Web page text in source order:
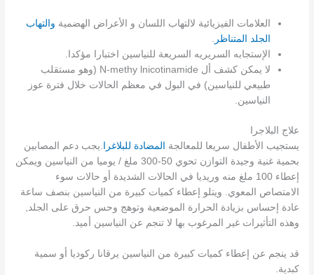
العلامات الفيزيائية لالتهاب اللسان و الأعراض الهضمية والتهاب
الجلد المتناظر .
الإستجابه السريريه السريعة للنياسين اختبارا مؤكدا.
لا يمكن كشف أل N-methy lnicotinamide (وهو مستقلب
طبيعي للنياسين) في البول في معظم الحالات خلال فترة عوز
النياسين.
علاج البلاجرا
يستجيب الأطفال سريعا للمعالجة المضادة للبلاغرا .يجب دعم المصابين
بحمية غنية وجيدة التوازن تحوي 50-300 ملغ / يوميا من النياسين ويمكن
إعطاء 100 ملغ منه وريديا في الحالات الشديدة أو حالات سوء
الامتصاص المعوي. ويتلو إعطاء كميات كبيرة من النياسين بنصف ساعة
عادة إحساس بزيادة الحرارة الموضعية وتوهج وحس حرق على الجلد,
وهذه التأثيرات غير المرغوب بها لا تنجم عن النياسين أميد.
قد ينجم عن إعطاء كميات كبيرة من النياسين يرقانا ركوديا أو سمية
كبدية.